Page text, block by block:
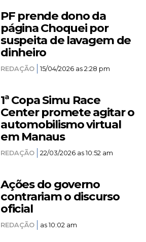
PF prende dono da
página Choquei por
suspeita de lavagem de
dinheiro
REDAÇÃO 15/04/2026 as 2:28 pm
1ª Copa Simu Race
Center promete agitar o
automobilismo virtual
em Manaus
REDAÇÃO 22/03/2026 as 10:52 am
Ações do governo
contrariam o discurso
oficial
REDAÇÃO as 10:02 am